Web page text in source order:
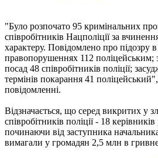
"Було розпочато 95 кримінальних
співробітників Нацполіції за
характеру. Повідомлено про підозру
правопорушеннях 112 поліцейським;
посад 48 співробітників поліції;
термінів покарання 41
повідомленні.
Відзначається, що серед викритих у
співробітників поліції - 18 керівників
починаючи від заступника
вимагали у громадян 2,5 млн в